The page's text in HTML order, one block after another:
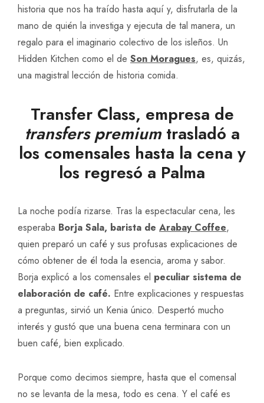
historia que nos ha traído hasta aquí y, disfrutarla de la
mano de quién la investiga y ejecuta de tal manera, un
regalo para el imaginario colectivo de los isleños. Un
Hidden Kitchen como el de Son Moragues, es, quizás,
una magistral lección de historia comida.
Transfer Class, empresa de
transfers premiumtrasladó a
los comensales hasta la cena y
los regresó a Palma
La noche podía rizarse. Tras la espectacular cena, les
esperaba Borja Sala, barista de Arabay Coffee,
quien preparó un café y sus profusas explicaciones de
cómo obtener de él toda la esencia, aroma y sabor.
Borja explicó a los comensales el peculiar sistema de
elaboración de café. Entre explicaciones y respuestas
a preguntas, sirvió un Kenia único. Despertó mucho
interés y gustó que una buena cena terminara con un
buen café, bien explicado.
Porque como decimos siempre, hasta que el comensal
no se levanta de la mesa, todo es cena. Y el café es